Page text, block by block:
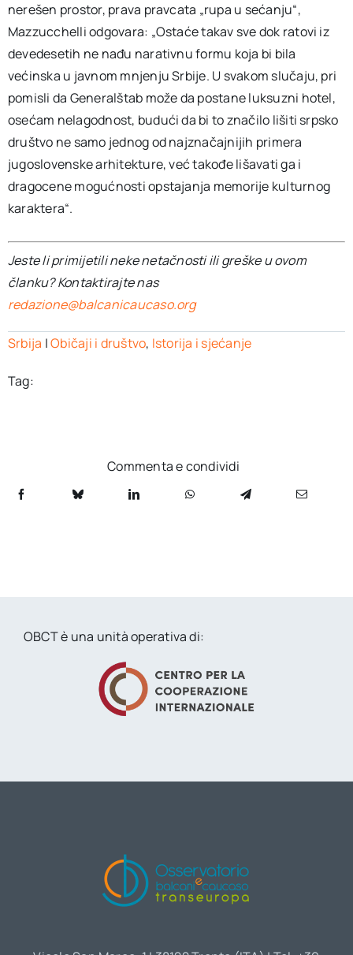
nerešen prostor, prava pravcata „rupa u sećanju“,
Mazzucchelli odgovara: „Ostaće takav sve dok ratovi iz
devedesetih ne nađu narativnu formu koja bi bila
većinska u javnom mnjenju Srbije. U svakom slučaju, pri
pomisli da Generalštab može da postane luksuzni hotel,
osećam nelagodnost, budući da bi to značilo lišiti srpsko
društvo ne samo jednog od najznačajnijih primera
jugoslovenske arhitekture, već takođe lišavati ga i
dragocene mogućnosti opstajanja memorije kulturnog
karaktera“.
Jeste li primijetili neke netačnosti ili greške u ovom
članku? Kontaktirajte nas
redazione@balcanicaucaso.org
Srbija |Običaji i društvo, Istorija i sjećanje
Tag:
Commenta e condividi
OBCT è una unità operativa di: